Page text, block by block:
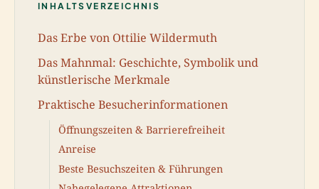
INHALTSVERZEICHNIS
Das Erbe von Ottilie Wildermuth
Das Mahnmal: Geschichte, Symbolik und
künstlerische Merkmale
Praktische Besucherinformationen
Öffnungszeiten & Barrierefreiheit
Anreise
Beste Besuchszeiten & Führungen